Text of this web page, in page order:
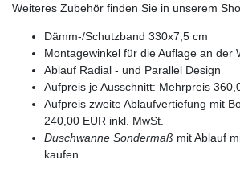
Weiteres Zubehör finden Sie in unserem
Dämm-/Schutzband 330x7,5 cm
Montagewinkel für die Auflage an der
Ablauf Radial - und Parallel Design
Aufpreis je Ausschnitt: Mehrpreis
Aufpreis zweite Ablaufvertiefung mit
240,00 EUR inkl. MwSt.
Duschwanne Sondermaß mit Ablauf
kaufen